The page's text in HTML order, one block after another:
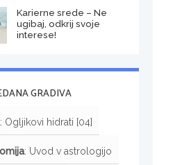
Karierne srede – Ne
ugibaj, odkrij svoje
interese!
GRADIVA
: Ogljikovi hidrati [04]
: Uvod v astrologijo